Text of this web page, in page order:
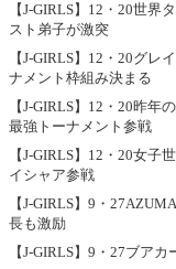
【J-GIRLS】12・20世
スト弟子が激突
【J-GIRLS】12・20グレ
ナメント枠組み決まる
【J-GIRLS】12・20昨
最強トーナメント参戦
【J-GIRLS】12・20女
イシャア参戦
【J-GIRLS】9・
長も激励
【J-GIRLS】9・27ブア